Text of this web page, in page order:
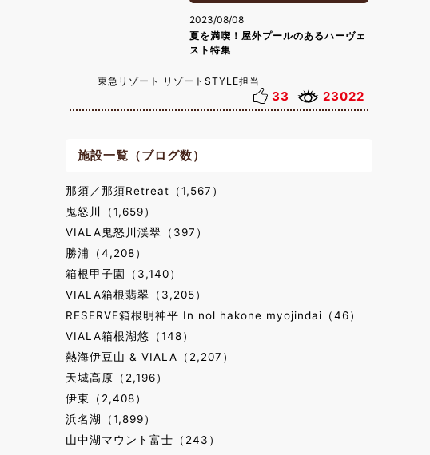
2023/08/08
夏を満喫！屋外プールのあるハーヴェ
スト特集
東急リゾート リゾートSTYLE担当
33 23022
施設一覧（ブログ数）
那須／那須Retreat（1,567）
鬼怒川（1,659）
VIALA鬼怒川渓翠（397）
勝浦（4,208）
箱根甲子園（3,140）
VIALA箱根翡翠（3,205）
RESERVE箱根明神平 In nol hakone myojindai（46）
VIALA箱根湖悠（148）
熱海伊豆山 & VIALA（2,207）
天城高原（2,196）
伊東（2,408）
浜名湖（1,899）
山中湖マウント富士（243）